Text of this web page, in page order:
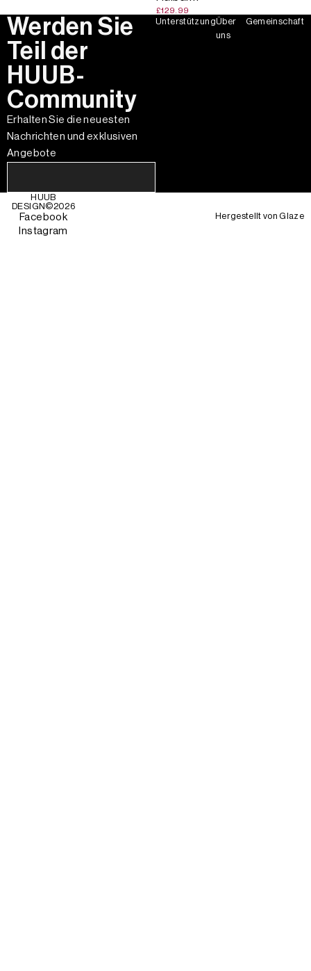
£129.99
Werden Sie
Teil der
HUUB-
Community
Erhalten Sie die neuesten
Nachrichten und exklusiven
Angebote
UnterstützungÜber
uns
Gemeinschaft
HUUB
DESIGN©2026
Facebook
Instagram
Hergestellt vonGlaze